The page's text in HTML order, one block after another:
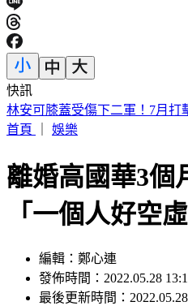
快訊
19歲女大生「父親節提嬰屍報
首頁
娛樂
離婚高國華3個
「一個人好空
編輯：鄭心連
發佈時間：2022.05.28
最後更新時間：